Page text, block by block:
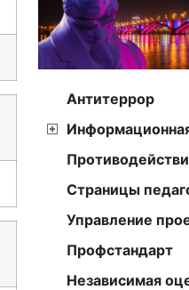
Антитеррор
Страницы
Управление
Профстандарт
Независимая